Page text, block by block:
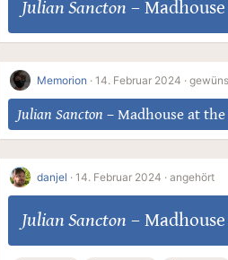
Julian Sancton –
Memorion · 14. Februar 2024 ·
Julian Sancton – Madhouse at
danjel · 14. Februar 2024 · angehört
Julian Sancton –